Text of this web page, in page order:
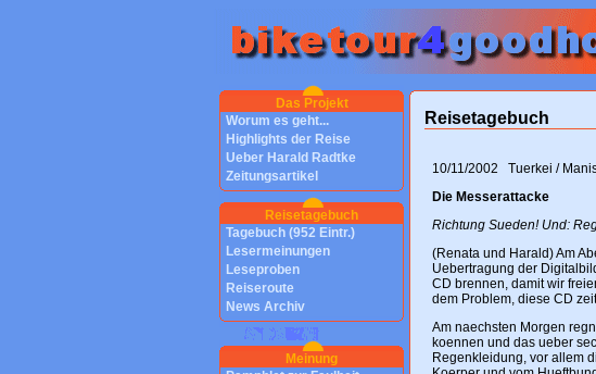
Das Projekt
Worum es geht...
Highlights der Reise
Ueber Harald Radtke
Zeitungsartikel
Reisetagebuch
Tagebuch (952 Eintr.)
Lesermeinungen
Leseproben
Reiseroute
News Archiv
Meinung
Reisetagebuch
10/11/2002 Tuerkei /
Die Messerattacke
Richtung Sueden! Und:
(Renata und Harald) Am
Uebertragung der
CD brennen, damit wir
dem Problem, diese CD
Am naechsten Morgen
koennen und das ueber
Regenkleidung, vor allem